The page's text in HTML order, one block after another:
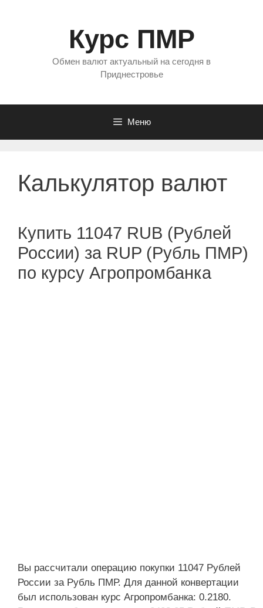
Курс ПМР
Обмен валют актуальный на сегодня в
Приднестровье
Меню
Калькулятор валют
Купить 11047 RUB (Рублей
России) за RUP (Рубль ПМР)
по курсу Агропромбанка
Вы рассчитали операцию покупки 11047 Рублей
России за Рубль ПМР. Для данной конвертации
был использован курс Агропромбанка: 0.2180.